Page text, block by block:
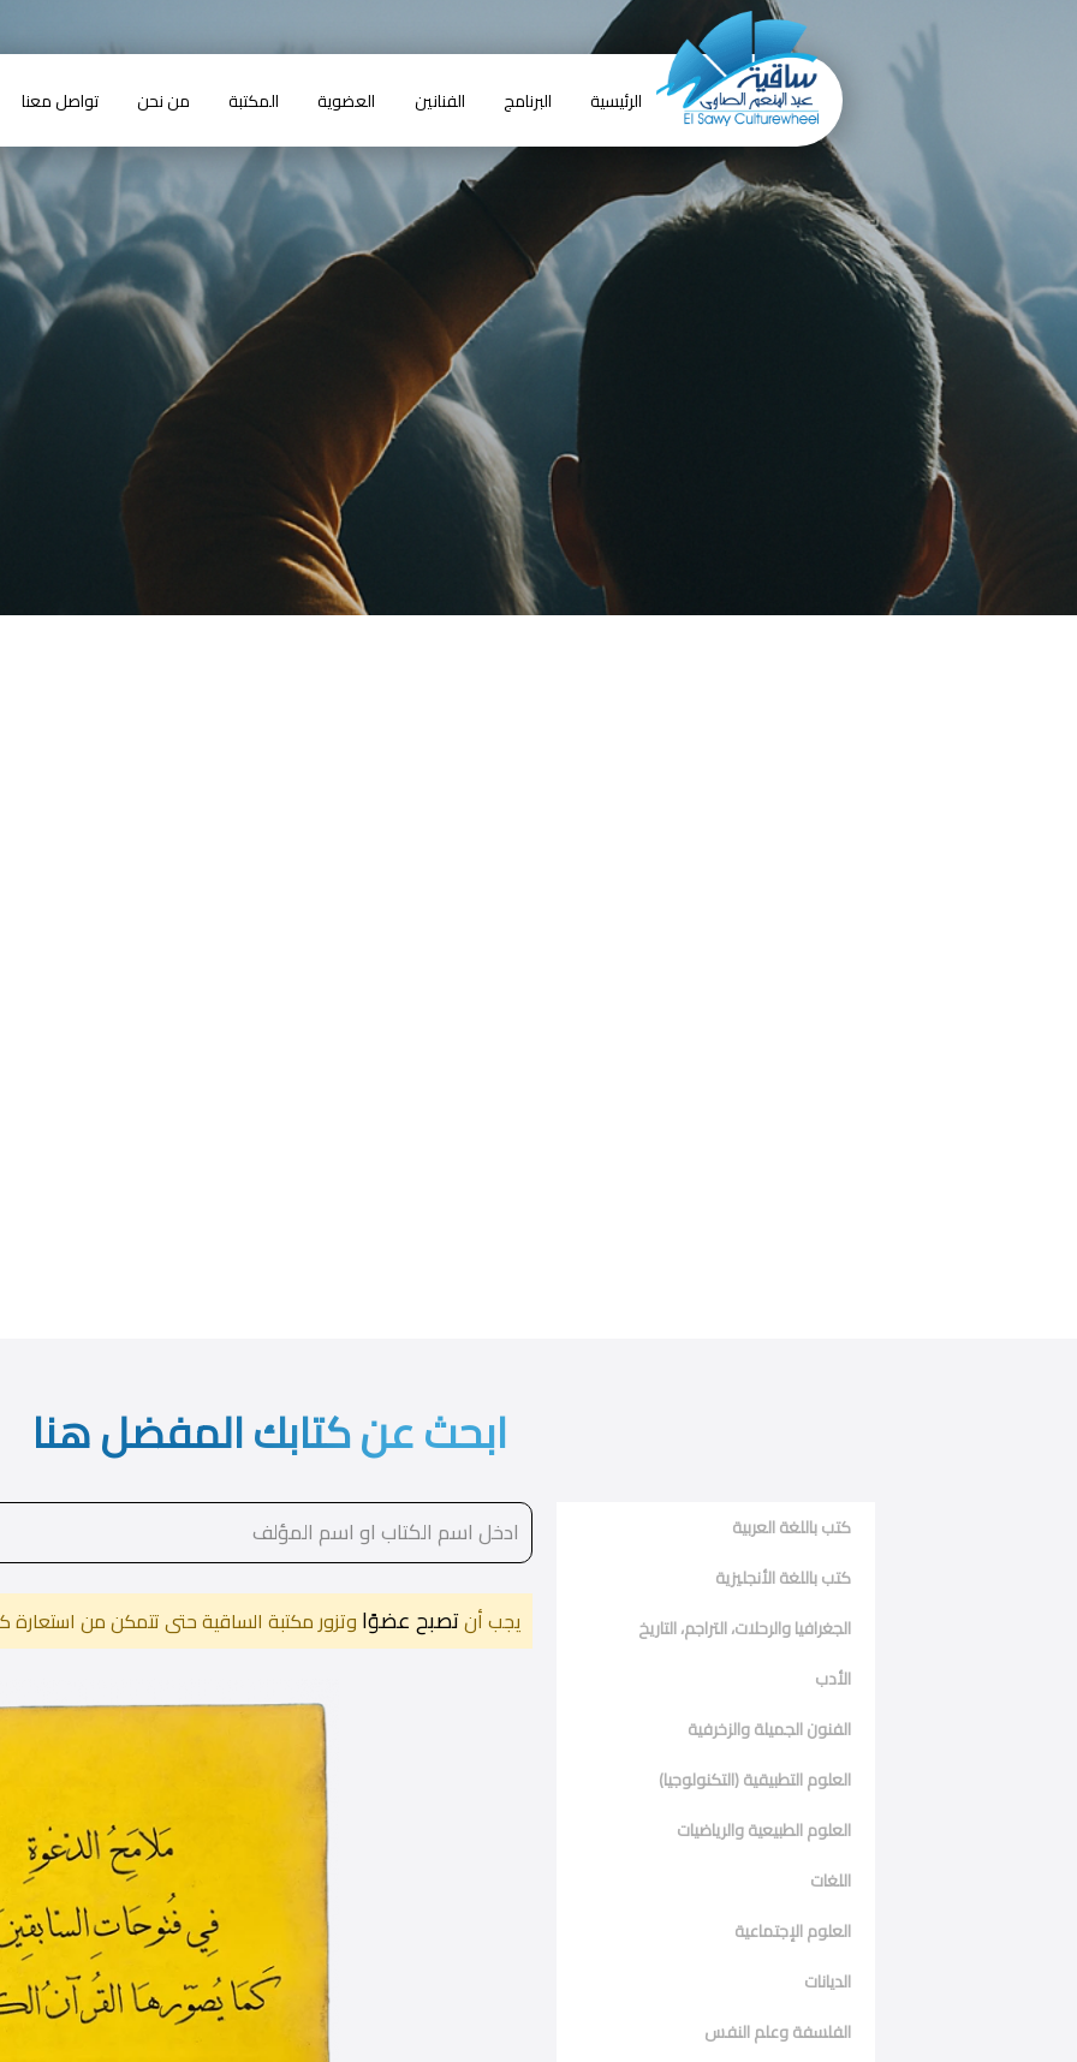
الرئيسية البرنامج الفنانين العضوية المكتبة من نحن تواصل معنا
ابحث عن كتابك المفضل هنا
كتب باللغة العربية
كتب باللغة الأنجليزية
الجغرافيا والرحلات، التراجم، التاريخ
الأدب
الفنون الجميلة والزخرفية
العلوم التطبيقية (التكنولوجيا)
العلوم الطبيعية والرياضيات
اللغات
العلوم الإجتماعية
الديانات
الفلسفة وعلم النفس
يجب أنتصبح عضوًا وتزور مكتبة الساقية حتى تتمكن من استعارة